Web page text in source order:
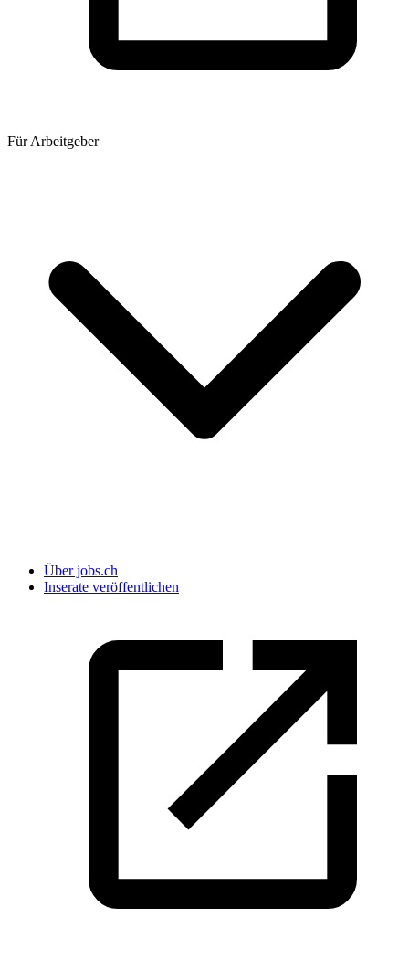
Für Arbeitgeber
Über jobs.ch
Inserate veröffentlichen